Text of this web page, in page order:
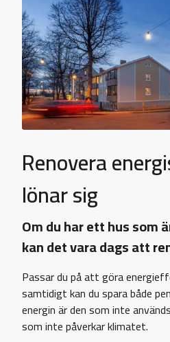
Renovera
lönar sig
Om du har ett hus som
kan det vara dags att
Passar du på att göra
samtidigt kan du spara både
energin är den som inte
som inte påverkar klimatet.